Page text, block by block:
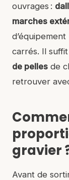
ouvrages :
marches
carrés. Il
de pelles de
retrouver
gravier
Avant de